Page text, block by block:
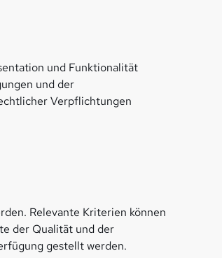
und Funktionalität
und der
Verpflichtungen
Relevante Kriterien können
der Qualität und der
gestellt werden.